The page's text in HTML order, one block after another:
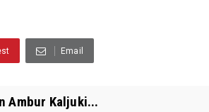
Email
Ambur Kaljuki...